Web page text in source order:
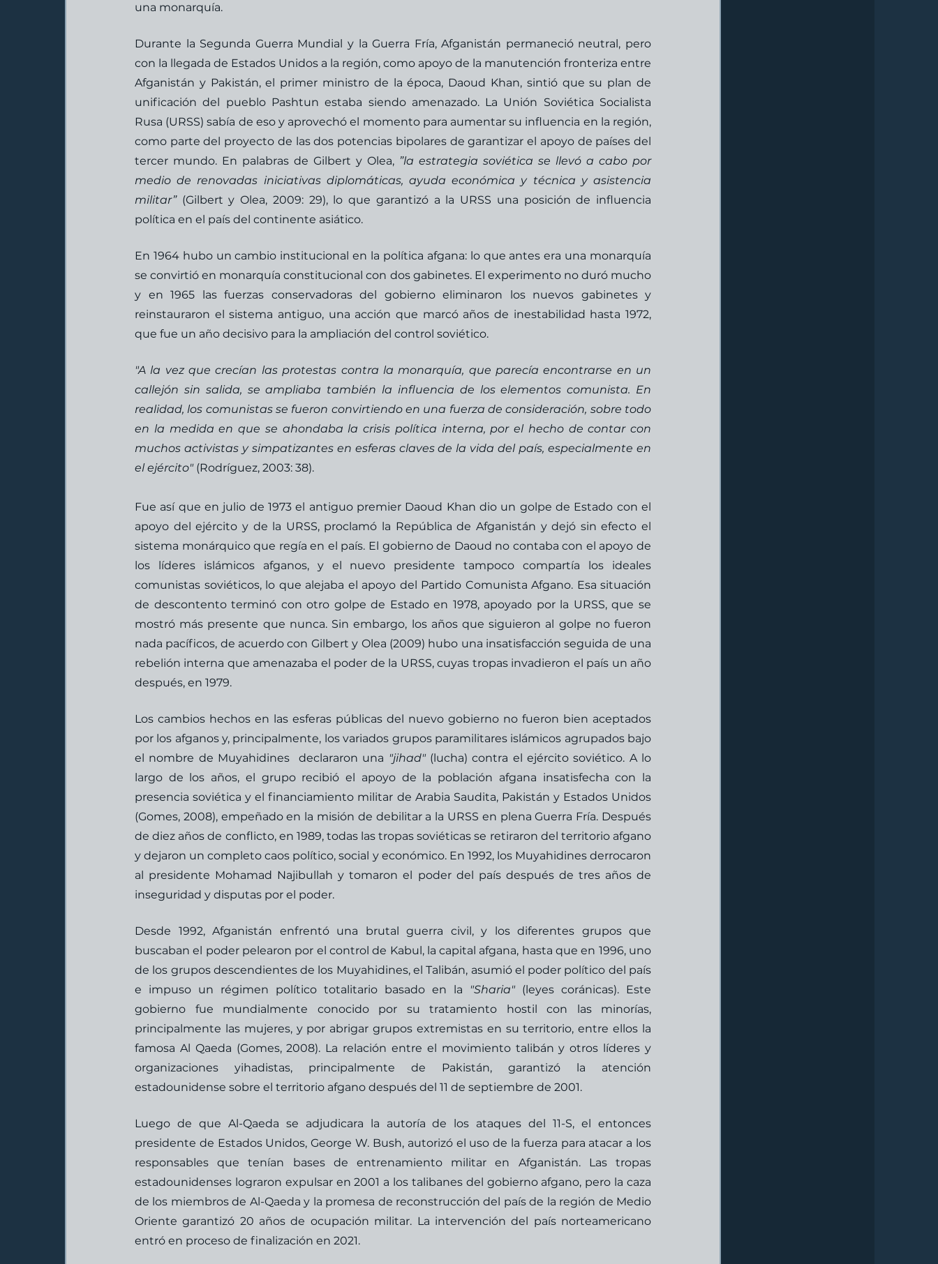
una monarquía.
Durante la Segunda Guerra Mundial y la Guerra Fría, Afganistán permaneció neutral, pero
con la llegada de Estados Unidos a la región, como apoyo de la manutención fronteriza entre
Afganistán y Pakistán, el primer ministro de la época, Daoud Khan, sintió que su plan de
unificación del pueblo Pashtun estaba siendo amenazado. La Unión Soviética Socialista
Rusa (URSS) sabía de eso y aprovechó el momento para aumentar su influencia en la región,
como parte del proyecto de las dos potencias bipolares de garantizar el apoyo de países del
tercer mundo. En palabras de Gilbert y Olea, ”la estrategia soviética se llevó a cabo por
medio de renovadas iniciativas diplomáticas, ayuda económica y técnica y asistencia
militar” (Gilbert y Olea, 2009: 29), lo que garantizó a la URSS una posición de influencia
política en el país del continente asiático.
En 1964 hubo un cambio institucional en la política afgana: lo que antes era una monarquía
se convirtió en monarquía constitucional con dos gabinetes. El experimento no duró mucho
y en 1965 las fuerzas conservadoras del gobierno eliminaron los nuevos gabinetes y
reinstauraron el sistema antiguo, una acción que marcó años de inestabilidad hasta 1972,
que fue un año decisivo para la ampliación del control soviético.
"A la vez que crecían las protestas contra la monarquía, que parecía encontrarse en un
callejón sin salida, se ampliaba también la influencia de los elementos comunista. En
realidad, los comunistas se fueron convirtiendo en una fuerza de consideración, sobre todo
en la medida en que se ahondaba la crisis política interna, por el hecho de contar con
muchos activistas y simpatizantes en esferas claves de la vida del país, especialmente en
el ejército" (Rodríguez, 2003: 38).
Fue así que en julio de 1973 el antiguo premier Daoud Khan dio un golpe de Estado con el
apoyo del ejército y de la URSS, proclamó la República de Afganistán y dejó sin efecto el
sistema monárquico que regía en el país. El gobierno de Daoud no contaba con el apoyo de
los líderes islámicos afganos, y el nuevo presidente tampoco compartía los ideales
comunistas soviéticos, lo que alejaba el apoyo del Partido Comunista Afgano. Esa situación
de descontento terminó con otro golpe de Estado en 1978, apoyado por la URSS, que se
mostró más presente que nunca. Sin embargo, los años que siguieron al golpe no fueron
nada pacíficos, de acuerdo con Gilbert y Olea (2009) hubo una insatisfacción seguida de una
rebelión interna que amenazaba el poder de la URSS, cuyas tropas invadieron el país un año
después, en 1979.
Los cambios hechos en las esferas públicas del nuevo gobierno no fueron bien aceptados
por los afganos y, principalmente, los variados grupos paramilitares islámicos agrupados bajo
el nombre de Muyahidines  declararon una "jihad" (lucha) contra el ejército soviético. A lo
largo de los años, el grupo recibió el apoyo de la población afgana insatisfecha con la
presencia soviética y el financiamiento militar de Arabia Saudita, Pakistán y Estados Unidos
(Gomes, 2008), empeñado en la misión de debilitar a la URSS en plena Guerra Fría. Después
de diez años de conflicto, en 1989, todas las tropas soviéticas se retiraron del territorio afgano
y dejaron un completo caos político, social y económico. En 1992, los Muyahidines derrocaron
al presidente Mohamad Najibullah y tomaron el poder del país después de tres años de
inseguridad y disputas por el poder.
Desde 1992, Afganistán enfrentó una brutal guerra civil, y los diferentes grupos que
buscaban el poder pelearon por el control de Kabul, la capital afgana, hasta que en 1996, uno
de los grupos descendientes de los Muyahidines, el Talibán, asumió el poder político del país
e impuso un régimen político totalitario basado en la "Sharia" (leyes coránicas). Este
gobierno fue mundialmente conocido por su tratamiento hostil con las minorías,
principalmente las mujeres, y por abrigar grupos extremistas en su territorio, entre ellos la
famosa Al Qaeda (Gomes, 2008). La relación entre el movimiento talibán y otros líderes y
organizaciones yihadistas, principalmente de Pakistán, garantizó la atención
estadounidense sobre el territorio afgano después del 11 de septiembre de 2001.
Luego de que Al-Qaeda se adjudicara la autoría de los ataques del 11-S, el entonces
presidente de Estados Unidos, George W. Bush, autorizó el uso de la fuerza para atacar a los
responsables que tenían bases de entrenamiento militar en Afganistán. Las tropas
estadounidenses lograron expulsar en 2001 a los talibanes del gobierno afgano, pero la caza
de los miembros de Al-Qaeda y la promesa de reconstrucción del país de la región de Medio
Oriente garantizó 20 años de ocupación militar. La intervención del país norteamericano
entró en proceso de finalización en 2021.